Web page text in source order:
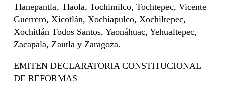
Tlanepantla, Tlaola, Tochimilco, Tochtepec, Vicente
Guerrero, Xicotlán, Xochiapulco, Xochiltepec,
Xochitlán Todos Santos, Yaonáhuac, Yehualtepec,
Zacapala, Zautla y Zaragoza.
EMITEN DECLARATORIA CONSTITUCIONAL
DE REFORMAS